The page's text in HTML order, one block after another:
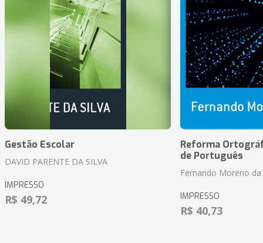
Gestão Escolar
DAVID PARENTE DA SILVA
IMPRESSO
R$ 49,72
Reforma
de Português
Fernando Moreno da
IMPRESSO
R$ 40,73